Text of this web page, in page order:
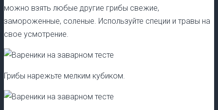
можно взять любые другие грибы свежие,
замороженные, соленые. Используйте специи и травы на
свое усмотрение.
Грибы нарежьте мелким кубиком.